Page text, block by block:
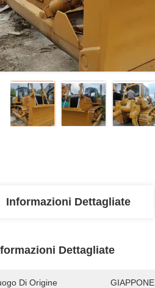
Informazioni Dettagliate
Dettagliate
Di Origine GIAPPONE